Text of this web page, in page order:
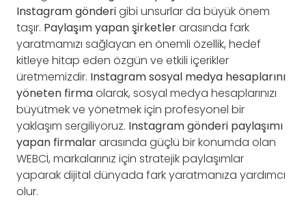
Instagram gönderigibi unsurlar da büyük önem
taşır. Paylaşım yapan şirketlerarasında fark
yaratmamızı sağlayan en önemli özellik, hedef
kitleye hitap eden özgün ve etkili içerikler
üretmemizdir. Instagram sosyal medya hesaplarını
yöneten firmaolarak, sosyal medya hesaplarınızı
büyütmek ve yönetmek için profesyonel bir
yaklaşım sergiliyoruz. Instagram gönderi paylaşımı
yapan firmalararasında güçlü bir konumda olan
WEBCİ, markalarınız için stratejik paylaşımlar
yaparak dijital dünyada fark yaratmanıza yardımcı
olur.